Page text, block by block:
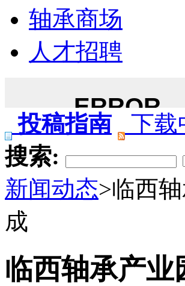
轴承商场
人才招聘
投稿指南 下载
搜索:
新闻动态>临西
成
临西轴承产业